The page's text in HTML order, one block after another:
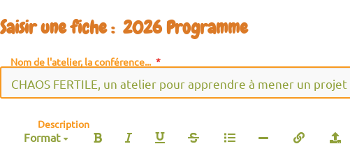
Saisir une fiche : 2026 Programme
Nom de l'atelier, la conférence...
Description
Format